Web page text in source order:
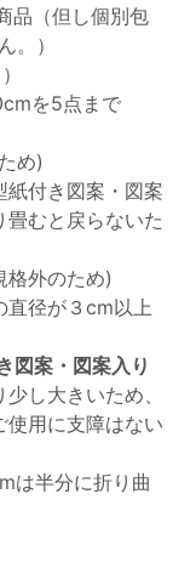
品（但し個別包
。）
を5点まで
め)
付き図案・図案
畳むと戻らないた
格外のため)
直径が３cm以上
図案・図案入り
し大きいため、
使用に支障はない
は半分に折り曲